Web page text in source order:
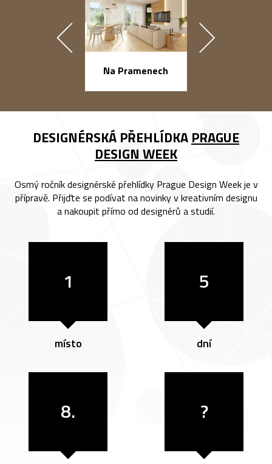
Na Pramenech
DESIGNÉRSKÁ PŘEHLÍDKA PRAGUE
DESIGN WEEK
Osmý ročník designérské přehlídky Prague Design Week je v
přípravě. Přijďte se podívat na novinky v kreativním designu
a nakoupit přímo od designérů a studií.
1
místo
5
dní
8. ?